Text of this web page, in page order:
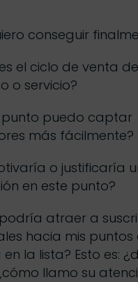
conseguir
el ciclo de venta
o servicio?
punto puedo captar
más fácilmente?
o justificaría
en este punto?
atraer a
hacia mis puntos
la lista? Esto es:
llamo su